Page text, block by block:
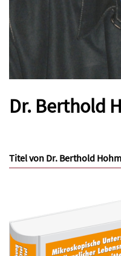
Dr. Berthold
Titel von Dr. Berthold